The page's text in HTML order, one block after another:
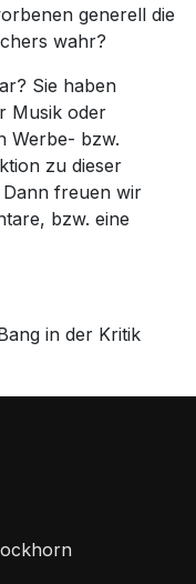
generell die
wahr?
Sie haben
Musik oder
Werbe- bzw.
zu dieser
freuen wir
bzw. eine
in der Kritik